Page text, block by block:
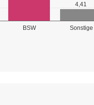
BSW Sonstige
4,41